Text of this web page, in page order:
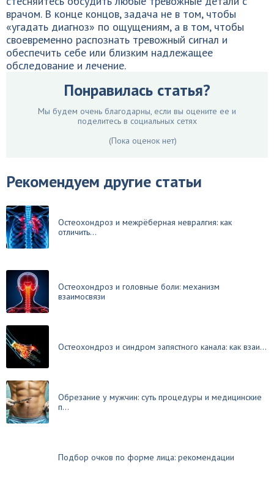
врачом. В конце концов, задача не в том, чтобы
«угадать диагноз» по ощущениям, а в том, чтобы
своевременно распознать тревожный сигнал и
обеспечить себе или близким надлежащее
обследование и лечение.
Понравилась статья?
Мы будем очень благодарны, если вы оцените ее и
поделитесь в социальных сетях
(Пока оценок нет)
Рекомендуем другие статьи
Остеохондроз и межрёберная невралгия: как
отличить...
Остеохондроз и головные боли: механизм
взаимосвязи
Остеохондроз и синдром запястного канала: как взаи...
Обрезание у мужчин: суть процедуры и медицинские
п...
Подбор очков по форме лица: рекомендации